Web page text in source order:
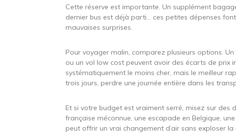
Cette réserve est importante. Un supplément
dernier bus est déjà parti… ces petites dépenses
mauvaises surprises.
Pour voyager malin, comparez plusieurs options.
ou un vol low cost peuvent avoir des écarts de prix
systématiquement le moins cher, mais le meilleur
trois jours, perdre une journée entière dans les
Et si votre budget est vraiment serré, misez sur des
française méconnue, une escapade en Belgique,
peut offrir un vrai changement d’air sans exploser